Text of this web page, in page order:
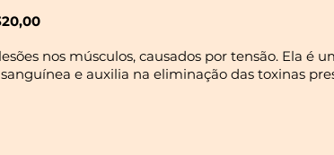
nos músculos, causados por tensão. Ela é
e auxilia na eliminação das toxinas